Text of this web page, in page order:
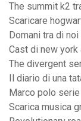
The summit k2
Scaricare
Domani tra di
Cast di new
The divergent
Il diario di una
Marco polo
Scarica musica